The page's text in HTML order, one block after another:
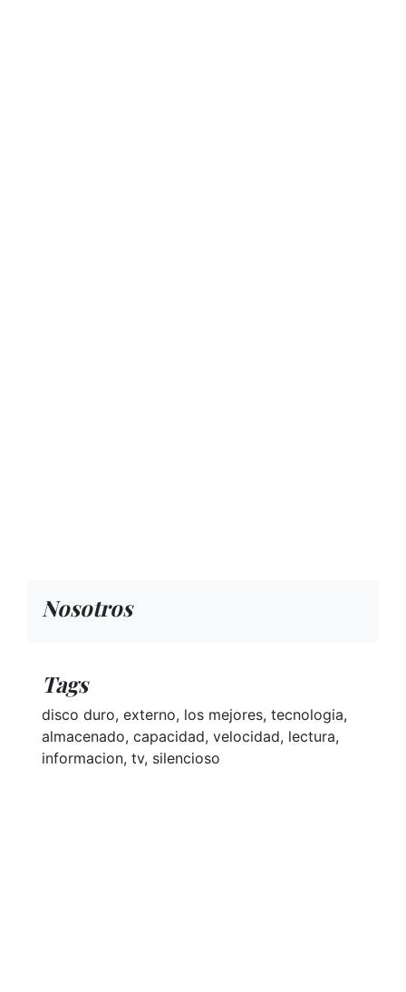
Nosotros
Tags
disco duro, externo, los mejores, tecnologia,
almacenado, capacidad, velocidad, lectura,
informacion, tv, silencioso